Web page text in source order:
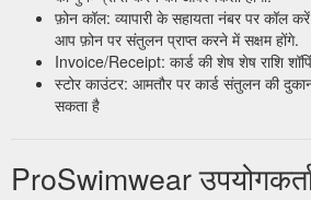
फ़ोन कॉल: व्यापारी के सहायता नंबर पर कॉल
आप फ़ोन पर संतुलन प्राप्त करने में सक्षम होंगे.
Invoice/Receipt: कार्ड की शेष शेष राशि
स्टोर काउंटर: आमतौर पर कार्ड संतुलन की
सकता है
ProSwimwear उपयोगकर्ता